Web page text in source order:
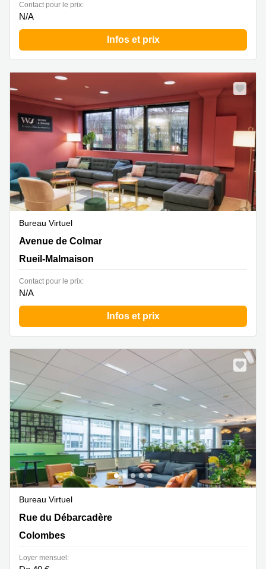
Contact pour le prix:
N/A
Infos et prix
Bureau Virtuel
55 avenue de Colmar, Rueil-Malmaison
Avenue de Colmar
Rueil-Malmaison
Contact pour le prix:
N/A
Infos et prix
Bureau Virtuel
1 Rue du Débarcadère, Colombes
Rue du Débarcadère
Colombes
Loyer mensuel: